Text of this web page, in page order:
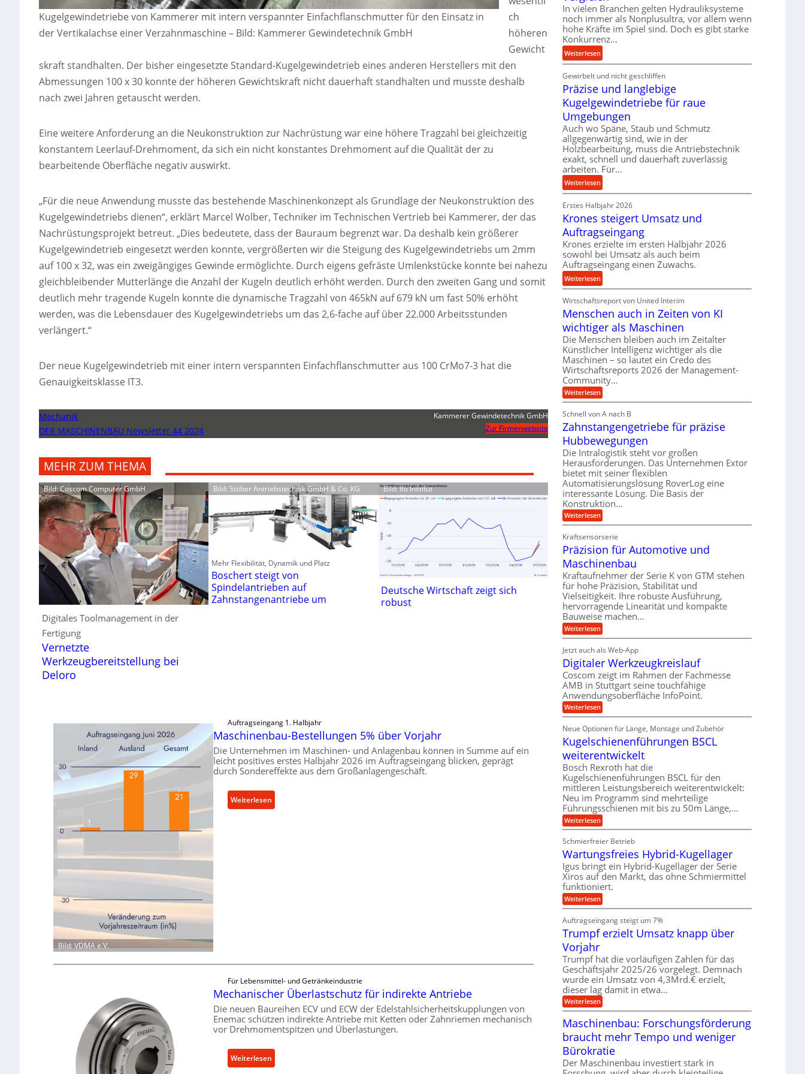
Kugelgewindetriebe von Kammerer mit intern verspannter Einfachflanschmutter für den Einsatz in
der Vertikalachse einer Verzahnmaschine – Bild: Kammerer Gewindetechnik GmbH
ch
höheren
Gewicht
skraft standhalten. Der bisher eingesetzte Standard-Kugelgewindetrieb eines anderen Herstellers mit den
Abmessungen 100 x 30 konnte der höheren Gewichtskraft nicht dauerhaft standhalten und musste deshalb
nach zwei Jahren getauscht werden.
Eine weitere Anforderung an die Neukonstruktion zur Nachrüstung war eine höhere Tragzahl bei gleichzeitig
konstantem Leerlauf-Drehmoment, da sich ein nicht konstantes Drehmoment auf die Qualität der zu
bearbeitende Oberfläche negativ auswirkt.
„Für die neue Anwendung musste das bestehende Maschinenkonzept als Grundlage der Neukonstruktion des
Kugelgewindetriebs dienen“, erklärt Marcel Wolber, Techniker im Technischen Vertrieb bei Kammerer, der das
Nachrüstungsprojekt betreut. „Dies bedeutete, dass der Bauraum begrenzt war. Da deshalb kein größerer
Kugelgewindetrieb eingesetzt werden konnte, vergrößerten wir die Steigung des Kugelgewindetriebs um 2mm
auf 100 x 32, was ein zweigängiges Gewinde ermöglichte. Durch eigens gefräste Umlenkstücke konnte bei nahezu
gleichbleibender Mutterlänge die Anzahl der Kugeln deutlich erhöht werden. Durch den zweiten Gang und somit
deutlich mehr tragende Kugeln konnte die dynamische Tragzahl von 465kN auf 679 kN um fast 50% erhöht
werden, was die Lebensdauer des Kugelgewindetriebs um das 2,6-fache auf über 22.000 Arbeitsstunden
verlängert.“
Der neue Kugelgewindetrieb mit einer intern verspannten Einfachflanschmutter aus 100 CrMo7-3 hat die
Genauigkeitsklasse IT3.
Mechanik
DER MASCHINENBAU Newsletter 44 2024
Kammerer Gewindetechnik GmbH
Zur Firmenwebsite
MEHR ZUM THEMA
Bild: Coscom Computer GmbH
Digitales Toolmanagement in der
Fertigung
Vernetzte
Werkzeugbereitstellung bei
Deloro
Bild: Stöber Antriebstechnik GmbH & Co. KG
Mehr Flexibilität, Dynamik und Platz
Boschert steigt von
Spindelantrieben auf
Zahnstangenantriebe um
Bild: Ifo Institut
Deutsche Wirtschaft zeigt sich
robust
Bild: VDMA e.V.
Auftragseingang 1. Halbjahr
Maschinenbau-Bestellungen 5% über Vorjahr
Die Unternehmen im Maschinen- und Anlagenbau können in Summe auf ein
leicht positives erstes Halbjahr 2026 im Auftragseingang blicken, geprägt
durch Sondereffekte aus dem Großanlagengeschäft.
Weiterlesen
M
-
s
t
e
l
u
Für Lebensmittel- und Getränkeindustrie
Mechanischer Überlastschutz für indirekte Antriebe
Die neuen Baureihen ECV und ECW der Edelstahlsicherheitskupplungen von
Enemac schützen indirekte Antriebe mit Ketten oder Zahnriemen mechanisch
vor Drehmomentspitzen und Überlastungen.
Weiterlesen
M
d
e
n
M
i
t
t
e
l
t
a
n
k
t
e
U
l
t
s
c
h
a
l
l
s
e
n
s
o
r
e
n
In vielen Branchen gelten Hydrauliksysteme
noch immer als Nonplusultra, vor allem wenn
hohe Kräfte im Spiel sind. Doch es gibt starke
Konkurrenz…
Weiterlesen:
K
u
g
l
g
e
w
i
n
d
e
r
i
e
b
u
n
d
H
y
d
r
a
u
l
i
k
i
m
V
e
r
g
l
e
i
c
h
Gewirbelt und nicht geschliffen
Präzise und langlebige
Kugelgewindetriebe für raue
Umgebungen
Auch wo Späne, Staub und Schmutz
allgegenwärtig sind, wie in der
Holzbearbeitung, muss die Antriebstechnik
exakt, schnell und dauerhaft zuverlässig
arbeiten. Für…
Weiterlesen:
P
r
ä
i
s
e
u
n
a
n
g
l
e
b
i
g
e
u
g
e
l
g
e
w
i
n
d
e
r
i
e
b
e
f
ü
r
r
a
u
e
U
m
g
e
b
n
g
e
n
Erstes Halbjahr 2026
Krones steigert Umsatz und
Auftragseingang
Krones erzielte im ersten Halbjahr 2026
sowohl bei Umsatz als auch beim
Auftragseingang einen Zuwachs.
Weiterlesen:
K
r
o
e
s
s
t
e
i
g
e
r
t
m
s
a
t
z
u
n
d
A
u
f
t
r
a
g
s
e
i
n
g
a
n
g
Wirtschaftsreport von United Interim
Menschen auch in Zeiten von KI
wichtiger als Maschinen
Die Menschen bleiben auch im Zeitalter
Künstlicher Intelligenz wichtiger als die
Maschinen – so lautet ein Credo des
Wirtschaftsreports 2026 der Management-
Community…
Weiterlesen:
M
n
s
c
h
e
n
a
u
c
h
i
n
Z
e
i
e
v
o
n
K
I
w
i
c
h
i
g
e
r
a
l
s
M
a
s
c
h
i
n
e
n
Schnell von A nach B
Zahnstangengetriebe für präzise
Hubbewegungen
Die Intralogistik steht vor großen
Herausforderungen. Das Unternehmen Extor
bietet mit seiner flexiblen
Automatisierungslösung RoverLog eine
interessante Lösung. Die Basis der
Konstruktion…
Weiterlesen:
Z
h
n
s
t
a
n
g
e
n
g
e
t
r
i
b
e
f
ü
r
p
r
z
i
e
H
u
b
b
e
w
e
g
n
g
e
n
Kraftsensorserie
Präzision für Automotive und
Maschinenbau
Kraftaufnehmer der Serie K von GTM stehen
für hohe Präzision, Stabilität und
Vielseitigkeit. Ihre robuste Ausführung,
hervorragende Linearität und kompakte
Bauweise machen…
Weiterlesen:
P
ä
z
i
s
i
o
n
f
ü
r
A
u
t
o
m
o
i
v
e
u
n
d
M
a
s
c
h
i
n
e
b
a
u
Jetzt auch als Web-App
Digitaler Werkzeugkreislauf
Coscom zeigt im Rahmen der Fachmesse
AMB in Stuttgart seine touchfähige
Anwendungsoberfläche InfoPoint.
Weiterlesen:
D
g
i
t
a
l
e
r
W
e
r
k
z
e
u
k
r
e
s
l
a
f
Neue Optionen für Länge, Montage und Zubehör
Kugelschienenführungen BSCL
weiterentwickelt
Bosch Rexroth hat die
Kugelschienenführungen BSCL für den
mittleren Leistungsbereich weiterentwickelt:
Neu im Programm sind mehrteilige
Führungsschienen mit bis zu 50m Länge,…
Weiterlesen:
K
g
e
l
s
c
h
i
e
n
e
n
r
u
n
g
e
n
B
S
C
L
w
e
i
t
Schmierfreier Betrieb
Wartungsfreies Hybrid-Kugellager
Igus bringt ein Hybrid-Kugellager der Serie
Xiros auf den Markt, das ohne Schmiermittel
funktioniert.
Weiterlesen:
W
r
t
g
s
f
r
e
i
e
H
y
b
r
i
d
Auftragseingang steigt um 7%
Trumpf erzielt Umsatz knapp über
Vorjahr
Trumpf hat die vorläufigen Zahlen für das
Geschäftsjahr 2025/26 vorgelegt. Demnach
wurde ein Umsatz von 4,3Mrd.€ erzielt,
dieser lag damit in etwa…
Weiterlesen:
T
u
m
p
f
e
r
Maschinenbau: Forschungsförderung
braucht mehr Tempo und weniger
Bürokratie
Der Maschinenbau investiert stark in